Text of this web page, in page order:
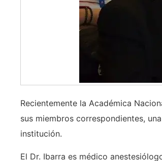
Recientemente la Académica
sus miembros correspondientes,
institución.
El Dr. Ibarra es médico